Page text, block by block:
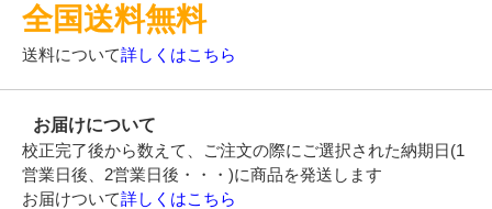
全国送料無料
送料について詳しくはこちら
お届けについて
校正完了後から数えて、ご注文の際にご選択された納期日(1
営業日後、2営業日後・・・)に商品を発送します
お届けついて詳しくはこちら